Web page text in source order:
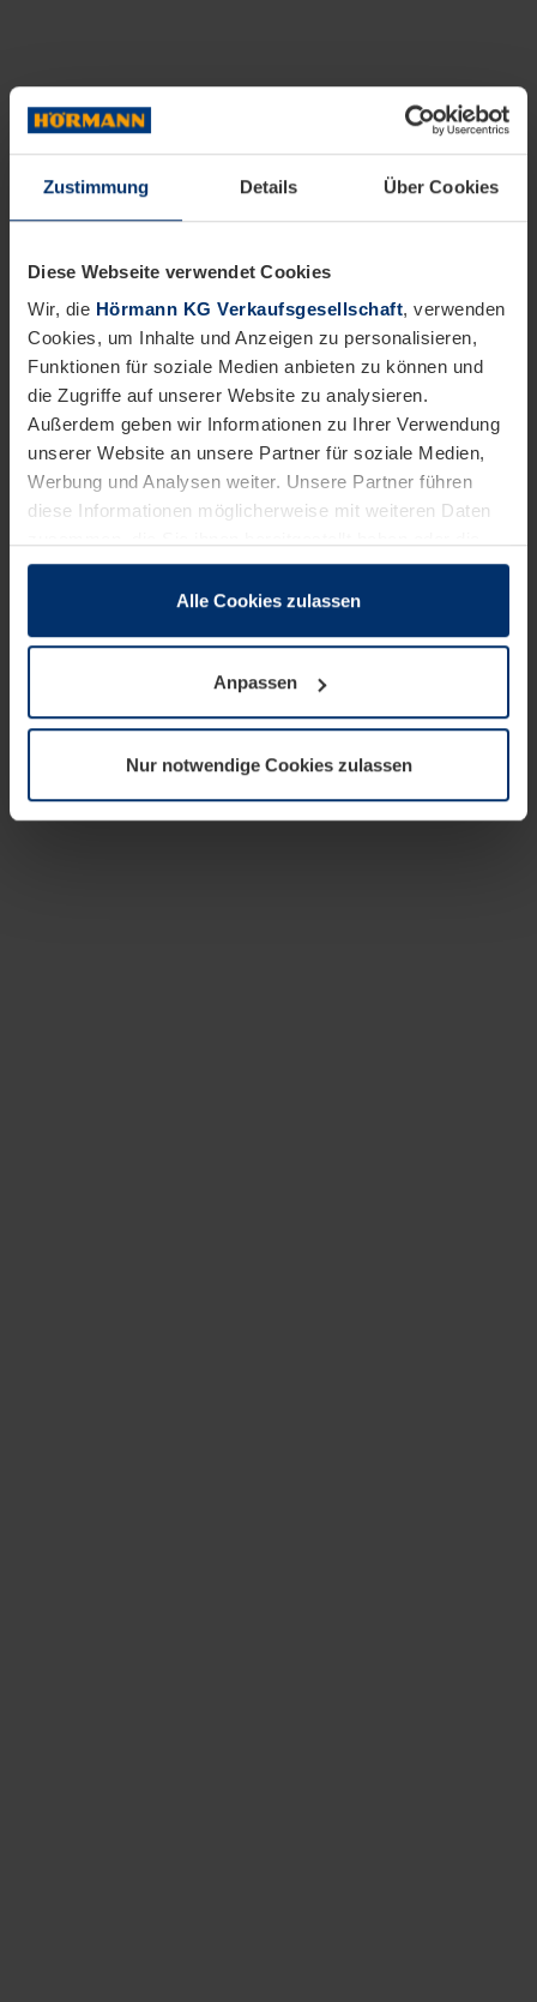
Zustimmung Details Über Cookies
Diese Webseite verwendet Cookies
Wir, die Hörmann KG Verkaufsgesellschaft, verwenden
Cookies, um Inhalte und Anzeigen zu personalisieren,
Funktionen für soziale Medien anbieten zu können und
die Zugriffe auf unserer Website zu analysieren.
Außerdem geben wir Informationen zu Ihrer Verwendung
unserer Website an unsere Partner für soziale Medien,
Werbung und Analysen weiter. Unsere Partner führen
diese Informationen möglicherweise mit weiteren Daten
sie im Rahmen Ihrer Nutzung der Dienste gesammelt
wenn diese für den Betrieb dieser Seite unbedingt
notwendig sind. Für alle anderen Cookie-Typen benötigen
wir Ihre Erlaubnis. Ihre Einwilligung können Sie jederzeit
Datenschutzerklärungunserer Website ändern oder
widerrufen.
Alle Cookies zulassen
Anpassen
Nur notwendige Cookies zulassen